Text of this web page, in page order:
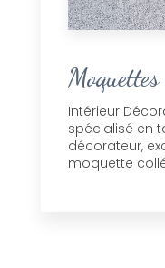
Moquettes
Intérieur
spécialisé en
décorateur,
moquette